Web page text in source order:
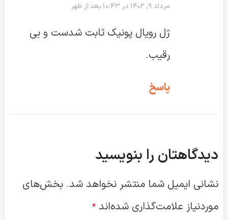
مرداد ۹, ۱۴۰۲ در ۱۰:۴۳ بعد از ظهر
ژل رویال پونیک ثابت شدست و بی
رقیب.
پاسخ
دیدگاهتان را بنویسید
نشانی ایمیل شما منتشر نخواهد شد. بخش‌های
موردنیاز علامت‌گذاری شده‌اند *